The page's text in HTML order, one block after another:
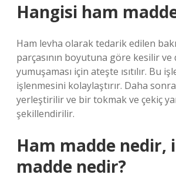
Hangisi ham
Ham levha olarak tedarik edilen
parçasının boyutuna göre kesilir ve
yumuşaması için ateşte ısıtılır. Bu
işlenmesini kolaylaştırır. Daha
yerleştirilir ve bir tokmak ve çekiç
şekillendirilir.
Ham madde nedir,
madde nedir?